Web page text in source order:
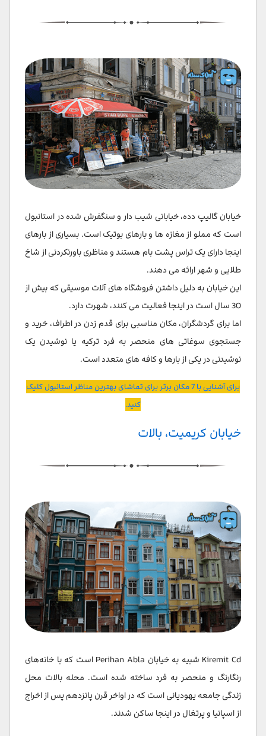
خیابان گالیپ دده، خیابانی شیب دار و سنگفرش شده در استانبول
است که مملو از مغازه ها و بارهای بوتیک است. بسیاری از بارهای
اینجا دارای یک تراس پشت بام هستند و مناظری باورنکردنی از شاخ
طلایی و شهر ارائه می دهند.
این خیابان به دلیل داشتن فروشگاه های آلات موسیقی که بیش از
30 سال است در اینجا فعالیت می کنند، شهرت دارد.
اما برای گردشگران، مکان مناسبی برای قدم زدن در اطراف، خرید و
جستجوی سوغاتی های منحصر به فرد ترکیه یا نوشیدن یک
نوشیدنی در یکی از بارها و کافه های متعدد است.
برای آشنایی با 7 مکان برتر برای تماشای بهترین مناظر استانبول کلیک
کنید.
خیابان کریمیت، بالات
Kiremit Cd شبیه به خیابان Perihan Abla است که با خانه‌های
رنگارنگ و منحصر به فرد ساخته شده است. محله بالات محل
زندگی جامعه یهودیانی است که در اواخر قرن پانزدهم پس از اخراج
از اسپانیا و پرتغال در اینجا ساکن شدند.